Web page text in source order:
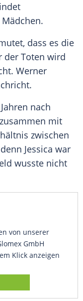
dass es die
der Toten wird
Werner
nach
mit
zwischen
Jessica war
wusste nicht
von unserer
GmbH
Klick anzeigen